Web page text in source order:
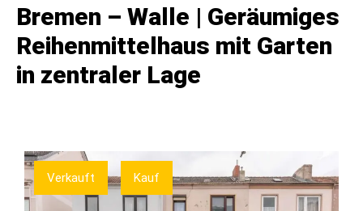
Bremen – Walle | Geräumiges
Reihenmittelhaus mit Garten
in zentraler Lage
Verkauft Kauf